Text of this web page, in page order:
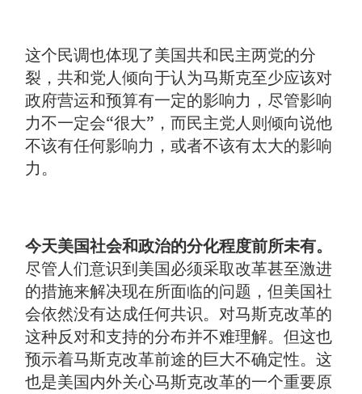
这个民调也体现了美国共和民主两党的分
裂，共和党人倾向于认为马斯克至少应该对
政府营运和预算有一定的影响力，尽管影响
力不一定会“很大”，而民主党人则倾向说他
不该有任何影响力，或者不该有太大的影响
力。
今天美国社会和政治的分化程度前所未有。
尽管人们意识到美国必须采取改革甚至激进
的措施来解决现在所面临的问题，但美国社
会依然没有达成任何共识。对马斯克改革的
这种反对和支持的分布并不难理解。但这也
预示着马斯克改革前途的巨大不确定性。这
也是美国内外关心马斯克改革的一个重要原